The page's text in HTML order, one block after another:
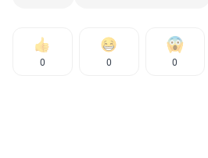
0 0 0